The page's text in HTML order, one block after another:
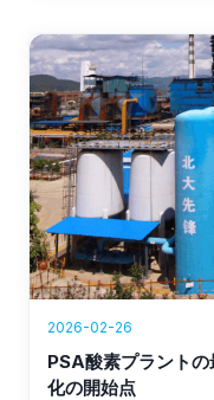
2026-02-26
PSA酸素プラント
化の開始点